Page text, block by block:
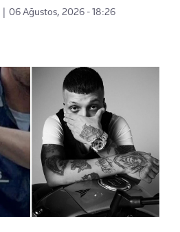
06 Ağustos, 2026 - 18:26